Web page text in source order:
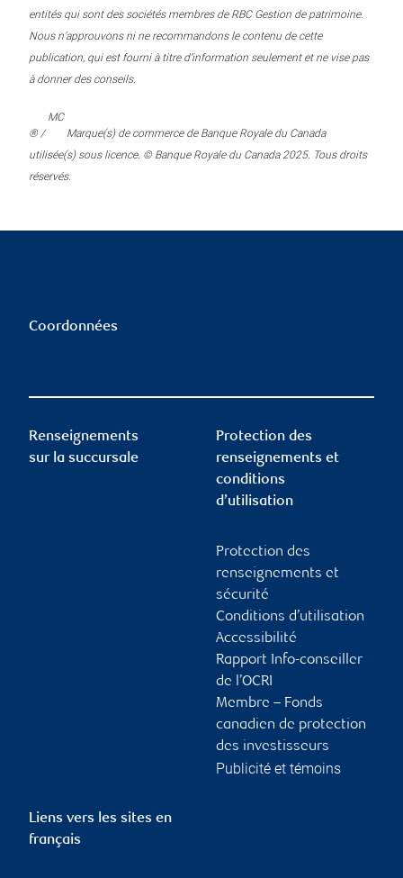
entités qui sont des sociétés membres de RBC Gestion de patrimoine.
Nous n’approuvons ni ne recommandons le contenu de cette
publication, qui est fourni à titre d’information seulement et ne vise pas
à donner des conseils.
® /
MC
Marque(s) de commerce de Banque Royale du Canada
utilisée(s) sous licence. © Banque Royale du Canada 2025. Tous droits
réservés.
Coordonnées
Renseignements
sur la succursale
Protection des
renseignements et
conditions
d’utilisation
Protection des
renseignements et
sécurité
Conditions d’utilisation
Accessibilité
Rapport Info-conseiller
de l’OCRI
Membre – Fonds
canadien de protection
des investisseurs
Publicité et témoins
Liens vers les sites en
français